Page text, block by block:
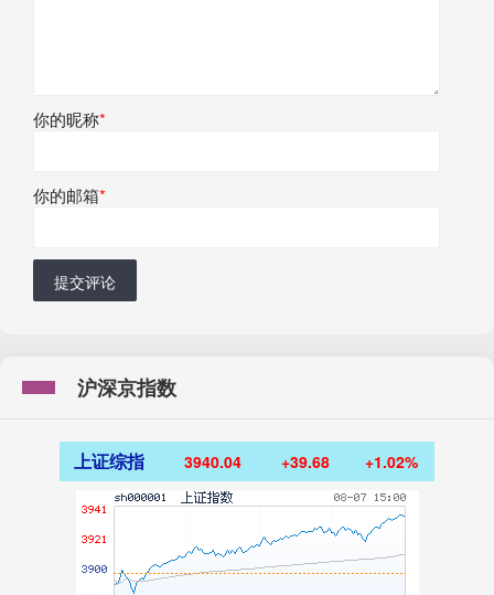
你的昵称*
你的邮箱*
提交评论
沪深京指数
上证综指 3940.04 +39.68 +1.02%